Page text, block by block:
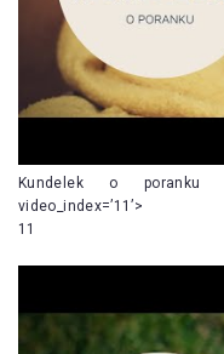
Kundelek o poranku
video_index=’11’>
11